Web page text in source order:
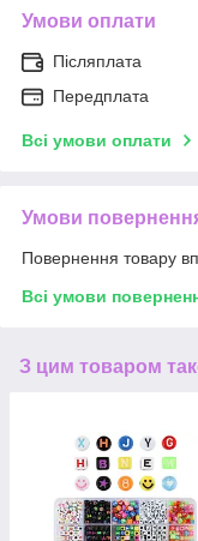
Умови оплати
Післяплата
Передплата
Всі умови оплати
Умови
Повернення товару
Всі умови
З цим товаром